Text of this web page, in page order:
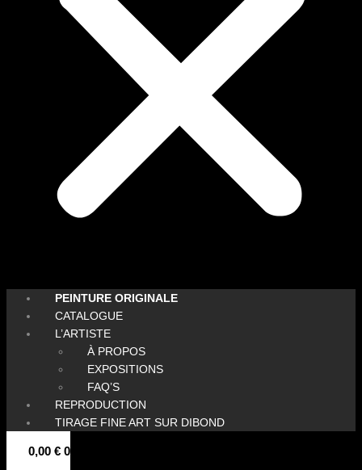
PEINTURE ORIGINALE
CATALOGUE
L’ARTISTE
À PROPOS
EXPOSITIONS
FAQ’S
REPRODUCTION
TIRAGE FINE ART SUR DIBOND
0,00 € 0